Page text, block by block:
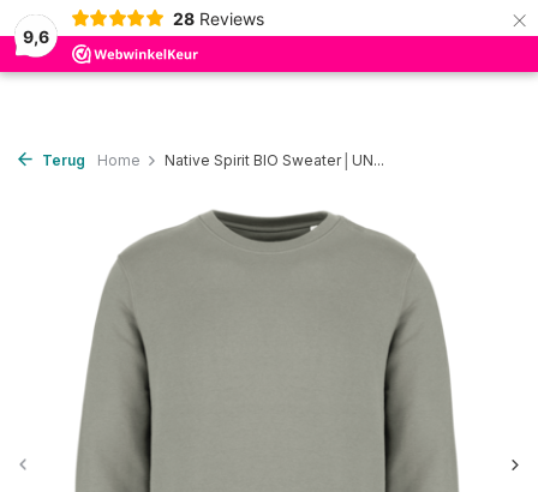
9,6
28 Reviews ×
0
Terug Home Native Spirit BIO Sweater│UN...